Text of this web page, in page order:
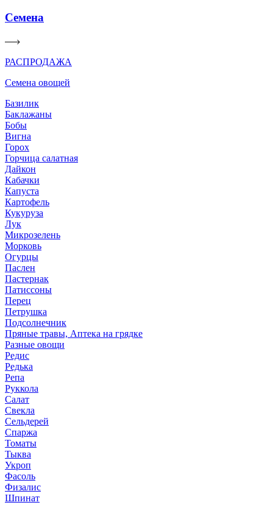
Семена
РАСПРОДАЖА
Семена овощей
Базилик
Баклажаны
Бобы
Вигна
Горох
Горчица салатная
Дайкон
Кабачки
Капуста
Картофель
Кукуруза
Лук
Микрозелень
Морковь
Огурцы
Паслен
Пастернак
Патиссоны
Перец
Петрушка
Подсолнечник
Пряные травы, Аптека на грядке
Разные овощи
Редис
Редька
Репа
Руккола
Салат
Свекла
Сельдерей
Спаржа
Томаты
Тыква
Укроп
Фасоль
Физалис
Шпинат